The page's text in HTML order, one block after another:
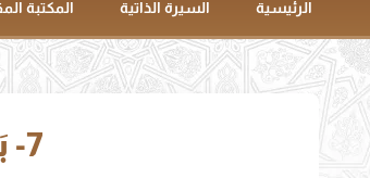
الرئيسية السيرة الذاتية المكتبة
7- بَابُ مَنْ تَصَدَّقَ إِلَى وَكِيلِهِ ثُمَّ رَدَّ الوَكِيلُ إِلَيْهِ (2758 – 2763)